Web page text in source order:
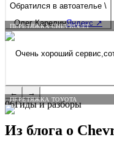
ПЕРЕТЯЖКА CHEVROLET
ПЕРЕТЯЖКА TOYOTA
Обратился в автоателье \
Олег КарелинЯндекс↗
Очень хороший
←
→
06Гиды и разборы
Из блога о